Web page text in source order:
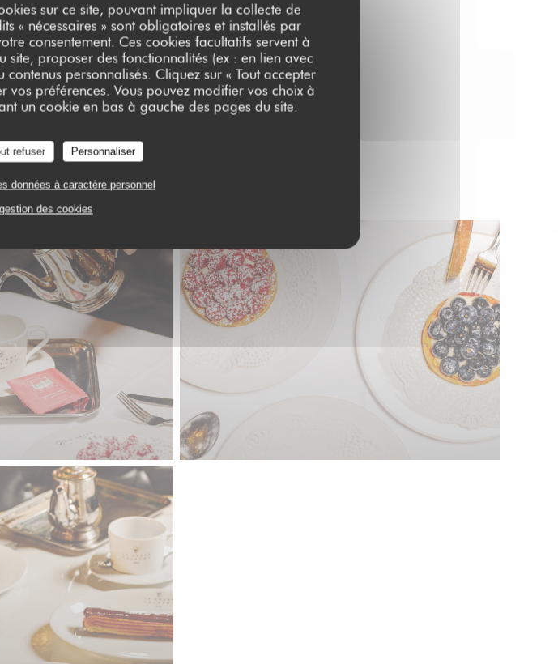
sur ce site, pouvant impliquer la collecte de
« nécessaires » sont obligatoires et installés par
consentement. Ces cookies facultatifs servent à
proposer des fonctionnalités (ex : en lien avec
personnalisés. Cliquez sur « Tout accepter
vos préférences. Vous pouvez modifier vos choix à
un cookie en bas à gauche des pages du site.
refuser Personnaliser
données à caractère personnel
des cookies
TIME